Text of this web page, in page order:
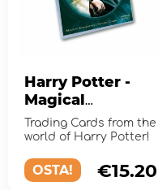
Harry Potter -
Magical
Inspiration
Trading Cards
Trading Cards from the
world of Harry Potter!
OSTA! €15.20